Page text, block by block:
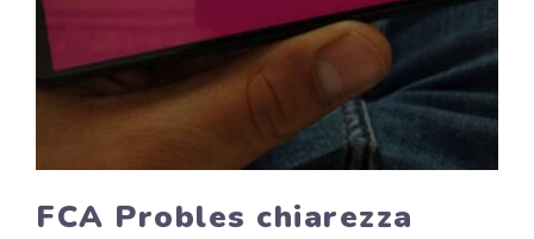
FCA Probles chiarezza